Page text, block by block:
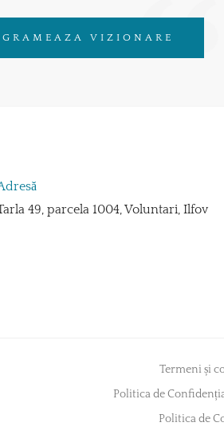
VIZIONARE
49, parcela 1004, Voluntari, Ilfov
Termeni și
Politica de
Politica de